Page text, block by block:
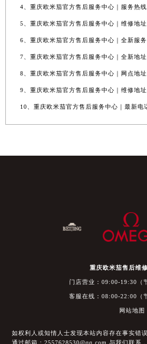
4、重庆欧米茄官方售后服务中心｜服务热
5、重庆欧米茄官方售后服务中心｜维修地
6、重庆欧米茄官方售后服务中心｜全新服
7、重庆欧米茄官方售后服务中心｜全新地
8、重庆欧米茄官方售后服务中心｜网点地
9、重庆欧米茄官方售后服务中心｜维修地
10、重庆欧米茄官方售后服务中心｜最新电
重庆欧米茄售后维
门店营业：09:00-19:30（
客服在线：08:00-22:00（
网站地图
如权利人或知情人士发现本站内容存在事实错
通过邮箱：2557628530@qq.com 与我们联系